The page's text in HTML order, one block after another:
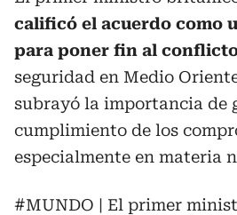
calificó el acuerdo como
para poner fin al
seguridad en Medio
subrayó la importancia de
cumplimiento de los
especialmente en materia
#MUNDO | El primer